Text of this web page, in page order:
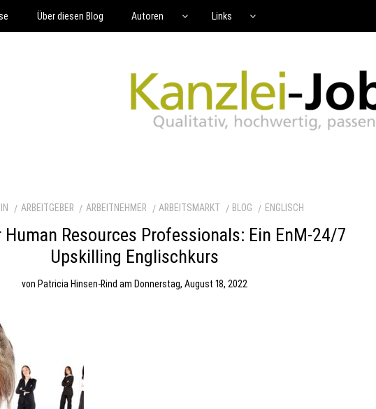
Über diesen Blog Autoren Links
ARBEITGEBER ARBEITNEHMER ARBEITSMARKT BLOG ENGLISCH
Resources Professionals: Ein EnM-24/7
Upskilling Englischkurs
von Patricia Hinsen-Rind am Donnerstag, August 18, 2022